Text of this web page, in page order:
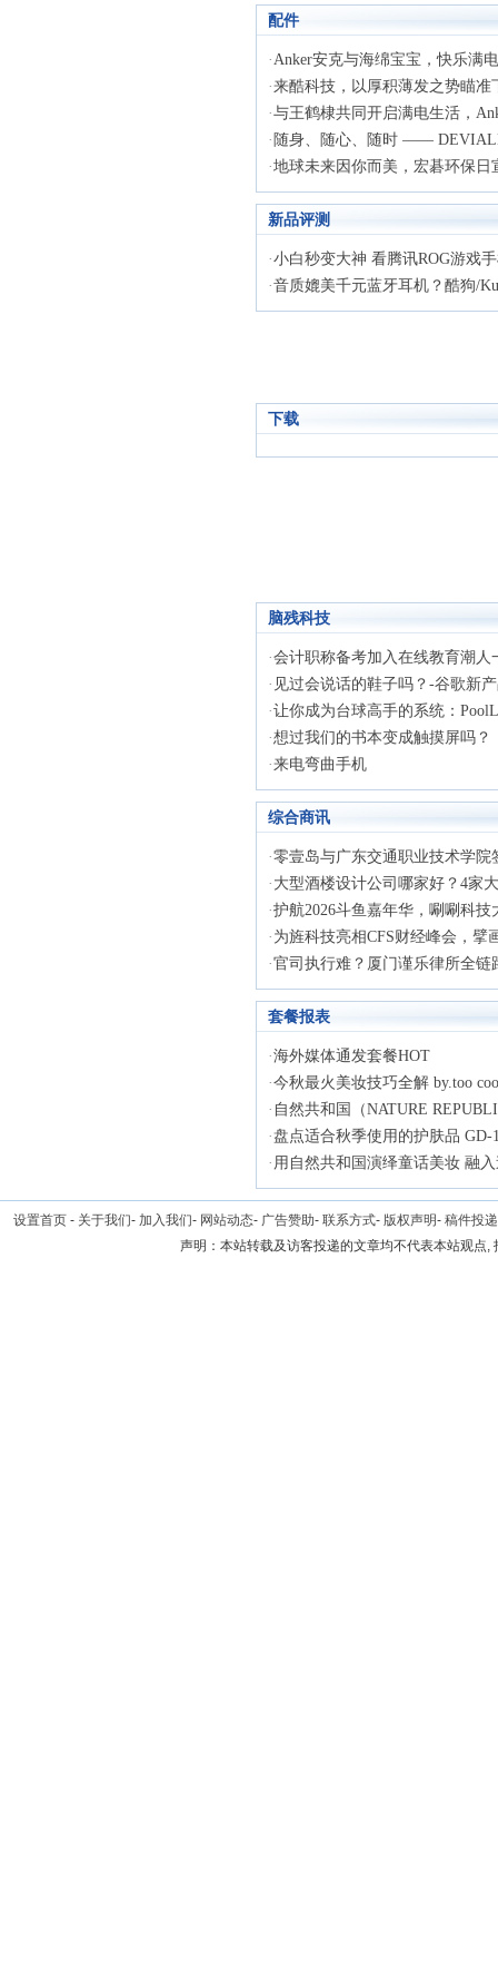
配件
·Anker安克与海绵宝宝，快乐满
·来酷科技，以厚积薄发之势瞄准
·与王鹤棣共同开启满电生活，
· 随身、随心、随时 ——
·地球未来因你而美，宏碁环保日
新品评测
·小白秒变大神 看腾讯ROG游戏
·音质媲美千元蓝牙耳机？酷狗/
下载
脑残科技
·会计职称备考加入在线教育潮人
· 见过会说话的鞋子吗？-谷歌新
·让你成为台球高手的系统：
·想过我们的书本变成触摸屏吗？
·来电弯曲手机
综合商讯
·零壹岛与广东交通职业技术学院
· 大型酒楼设计公司哪家好？4家
·护航2026斗鱼嘉年华，唰唰科技
· 为旌科技亮相CFS财经峰会，擘
·官司执行难？厦门谨乐律所全链
套餐报表
·海外媒体通发套餐HOT
·今秋最火美妆技巧全解 by.too
· 自然共和国（NATURE
·盘点适合秋季使用的护肤品 GD-
· 用自然共和国演绎童话美妆 融
设置首页 - 关于我们- 加入我们- 网站动态- 广告赞助- 联系方式- 版权声明- 稿件投递
声明：本站转载及访客投递的文章均不代表本站观点